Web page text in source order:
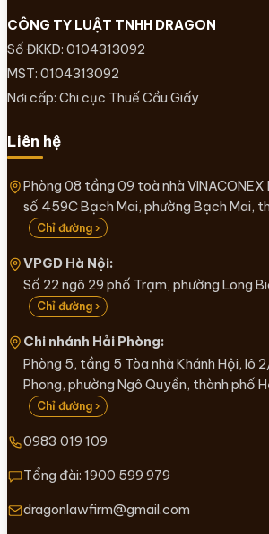
CÔNG TY LUẬT TNHH DRAGON
Số ĐKKD: 0104313092
MST: 0104313092
Nơi cấp: Chi cục Thuế Cầu Giấy
Liên hệ
Phòng 08 tầng 09 toà nhà VINACONEX
số 459C Bạch Mai, phường Bạch Mai,
Chỉ đường ›
VPGD Hà Nội:
Số 22 ngõ 29 phố Trạm, phường Long
Chỉ đường ›
Chi nhánh Hải Phòng:
Phòng 5, tầng 5 Tòa nhà Khánh Hội, lô
Phong, phường Ngô Quyền, thành phố
Chỉ đường ›
0983 019 109
Tổng đài: 1900 599 979
dragonlawfirm@gmail.com